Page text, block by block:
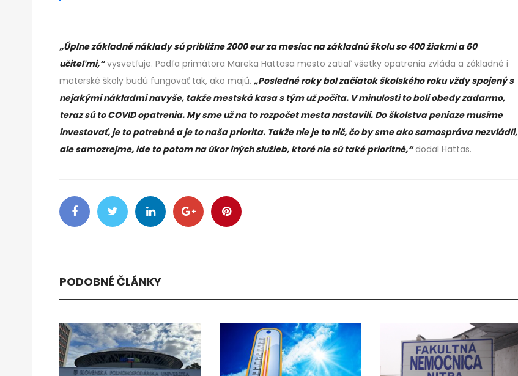
„Úplne základné náklady sú približne 2000 eur za mesiac na základnú školu so 400 žiakmi a 60
učiteľmi,“vysvetľuje. Podľa primátora Mareka Hattasa mesto zatiaľ všetky opatrenia zvláda a základné i
materské školy budú fungovať tak, ako majú. „Posledné roky bol začiatok školského roku vždy spojený s
nejakými nákladmi navyše, takže mestská kasa s tým už počíta. V minulosti to boli obedy zadarmo,
teraz sú to COVID opatrenia. My sme už na to rozpočet mesta nastavili. Do školstva peniaze musíme
investovať, je to potrebné a je to naša priorita. Takže nie je to nič, čo by sme ako samospráva nezvládli,
ale samozrejme, ide to potom na úkor iných služieb, ktoré nie sú také prioritné,“dodal Hattas.
PODOBNÉ ČLÁNKY